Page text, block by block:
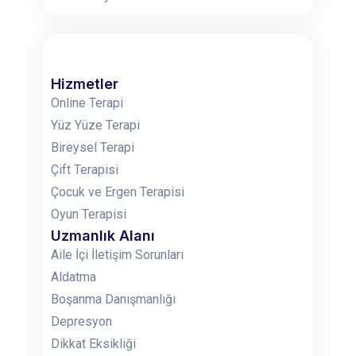
Hizmetler
Online Terapi
Yüz Yüze Terapi
Bireysel Terapi
Çift Terapisi
Çocuk ve Ergen Terapisi
Oyun Terapisi
Uzmanlık Alanı
Aile İçi İletişim Sorunları
Aldatma
Boşanma Danışmanlığı
Depresyon
Dikkat Eksikliği